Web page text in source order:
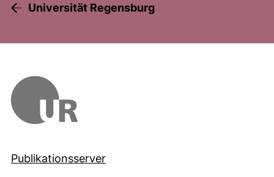
Universität Regensburg
Publikationsserver